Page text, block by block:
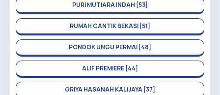
PURI MUTIARA INDAH [53]
RUMAH CANTIK BEKASI [51]
PONDOK UNGU PERMAI [48]
ALIF PREMIERE [44]
GRIYA HASANAH KALIJAYA [37]